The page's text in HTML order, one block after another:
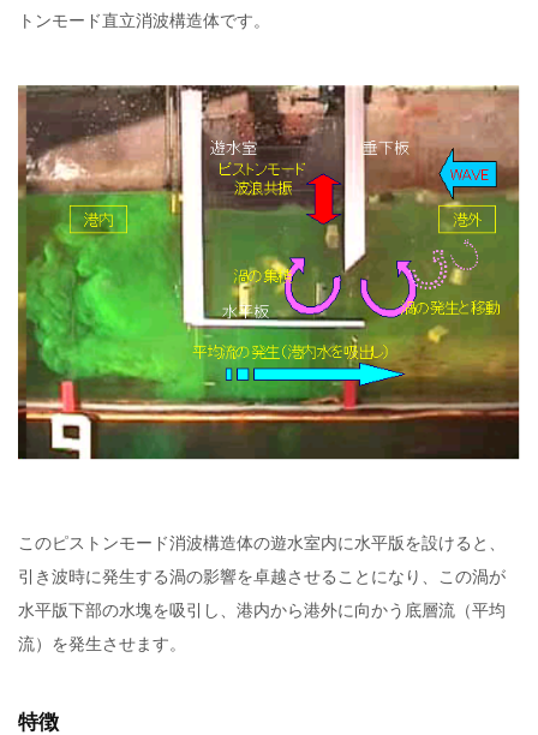
トンモード直立消波構造体です。
このピストンモード消波構造体の遊水室内に水平版を設けると、
引き波時に発生する渦の影響を卓越させることになり、この渦が
水平版下部の水塊を吸引し、港内から港外に向かう底層流（平均
流）を発生させます。
特徴